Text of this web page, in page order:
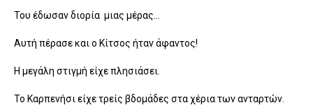
Του έδωσαν διορία μιας μέρας…
Αυτή πέρασε και ο Κίτσος ήταν άφαντος!
Η μεγάλη στιγμή είχε πλησιάσει.
Το Καρπενήσι είχε τρείς βδομάδες στα χέρια των ανταρτών.